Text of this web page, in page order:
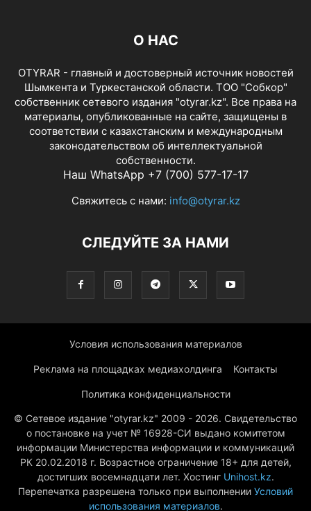
О НАС
OTYRAR - главный и достоверный источник новостей
Шымкента и Туркестанской области. ТОО "Собкор"
собственник сетевого издания "otyrar.kz". Все права на
материалы, опубликованные на сайте, защищены в
соответствии с казахстанским и международным
законодательством об интеллектуальной
собственности.
Наш WhatsApp +7 (700) 577-17-17
Свяжитесь с нами: info@otyrar.kz
СЛЕДУЙТЕ ЗА НАМИ
Условия использования материалов
Реклама на площадках медиахолдинга Контакты
Политика конфиденциальности
© Сетевое издание "otyrar.kz" 2009 - 2026. Свидетельство
о постановке на учет № 16928-СИ выдано комитетом
информации Министерства информации и коммуникаций
РК 20.02.2018 г. Возрастное ограничение 18+ для детей,
достигших восемнадцати лет. Хостинг Unihost.kz.
Перепечатка разрешена только при выполнении Условий
использования материалов.